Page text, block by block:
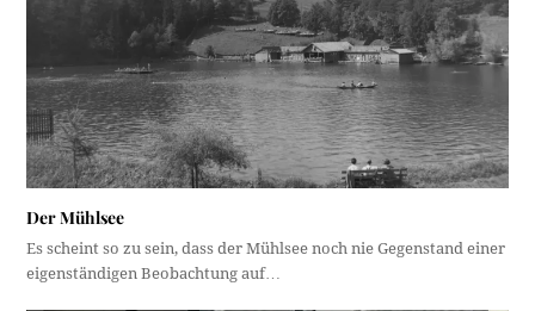
Der Mühlsee
Es scheint so zu sein, dass der Mühlsee noch nie Gegenstand einer
eigenständigen Beobachtung auf…